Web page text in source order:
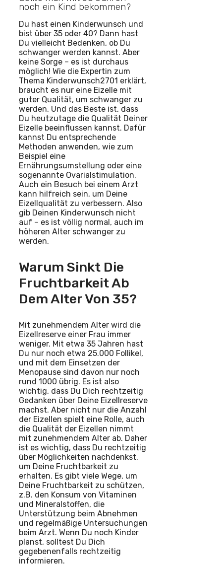
noch ein Kind bekommen?
Du hast einen Kinderwunsch und
bist über 35 oder 40? Dann hast
Du vielleicht Bedenken, ob Du
schwanger werden kannst. Aber
keine Sorge – es ist durchaus
möglich! Wie die Expertin zum
Thema Kinderwunsch2701 erklärt,
braucht es nur eine Eizelle mit
guter Qualität, um schwanger zu
werden. Und das Beste ist, dass
Du heutzutage die Qualität Deiner
Eizelle beeinflussen kannst. Dafür
kannst Du entsprechende
Methoden anwenden, wie zum
Beispiel eine
Ernährungsumstellung oder eine
sogenannte Ovarialstimulation.
Auch ein Besuch bei einem Arzt
kann hilfreich sein, um Deine
Eizellqualität zu verbessern. Also
gib Deinen Kinderwunsch nicht
auf – es ist völlig normal, auch im
höheren Alter schwanger zu
werden.
Warum Sinkt Die
Fruchtbarkeit Ab
Dem Alter Von 35?
Mit zunehmendem Alter wird die
Eizellreserve einer Frau immer
weniger. Mit etwa 35 Jahren hast
Du nur noch etwa 25.000 Follikel,
und mit dem Einsetzen der
Menopause sind davon nur noch
rund 1000 übrig. Es ist also
wichtig, dass Du Dich rechtzeitig
Gedanken über Deine Eizellreserve
machst. Aber nicht nur die Anzahl
der Eizellen spielt eine Rolle, auch
die Qualität der Eizellen nimmt
mit zunehmendem Alter ab. Daher
ist es wichtig, dass Du rechtzeitig
über Möglichkeiten nachdenkst,
um Deine Fruchtbarkeit zu
erhalten. Es gibt viele Wege, um
Deine Fruchtbarkeit zu schützen,
z.B. den Konsum von Vitaminen
und Mineralstoffen, die
Unterstützung beim Abnehmen
und regelmäßige Untersuchungen
beim Arzt. Wenn Du noch Kinder
planst, solltest Du Dich
gegebenenfalls rechtzeitig
informieren.